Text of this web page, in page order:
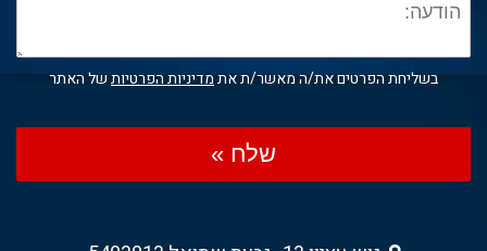
בשליחת הפרטים את/ה מאשר/ת אתמדיניות הפרטיותשל האתר
שלח »